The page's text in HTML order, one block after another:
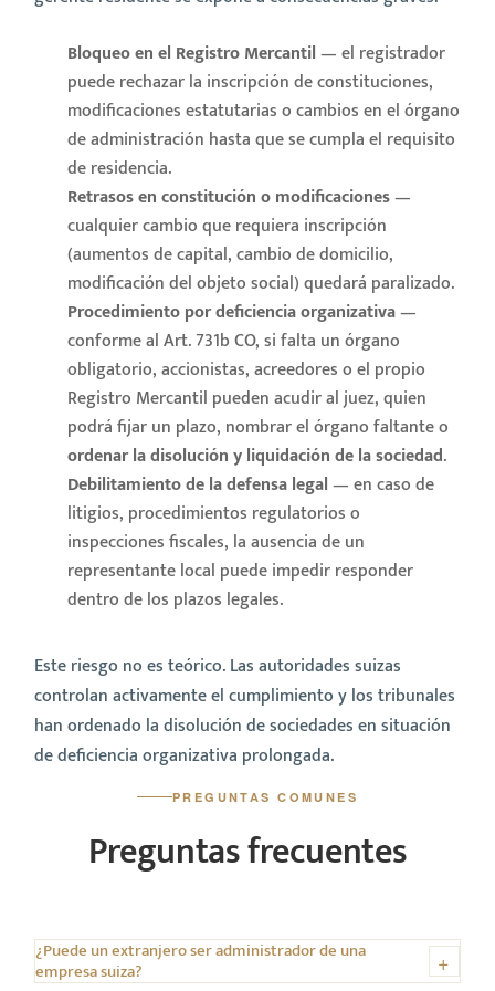
Bloqueo en el Registro Mercantil— el registrador
puede rechazar la inscripción de constituciones,
modificaciones estatutarias o cambios en el órgano
de administración hasta que se cumpla el requisito
de residencia.
Retrasos en constitución o modificaciones—
cualquier cambio que requiera inscripción
(aumentos de capital, cambio de domicilio,
modificación del objeto social) quedará paralizado.
Procedimiento por deficiencia organizativa—
conforme al Art. 731b CO, si falta un órgano
obligatorio, accionistas, acreedores o el propio
Registro Mercantil pueden acudir al juez, quien
podrá fijar un plazo, nombrar el órgano faltante o
ordenar la disolución y liquidación de la sociedad.
Debilitamiento de la defensa legal— en caso de
litigios, procedimientos regulatorios o
inspecciones fiscales, la ausencia de un
representante local puede impedir responder
dentro de los plazos legales.
Este riesgo no es teórico. Las autoridades suizas
controlan activamente el cumplimiento y los tribunales
han ordenado la disolución de sociedades en situación
de deficiencia organizativa prolongada.
PREGUNTAS COMUNES
Preguntas frecuentes
¿Puede un extranjero ser administrador de una
empresa suiza?